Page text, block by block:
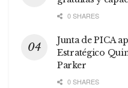
0 SHARES
Junta de PICA
Estratégico
Parker
0 SHARES